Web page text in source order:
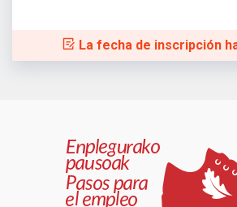
La fecha de inscripción